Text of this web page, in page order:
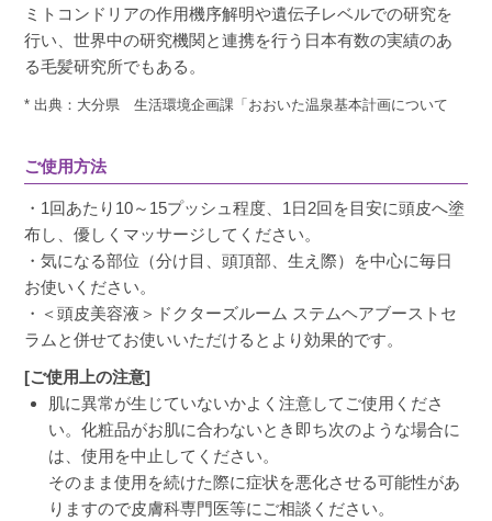
ミトコンドリアの作用機序解明や遺伝子レベルでの研究を
行い、世界中の研究機関と連携を行う日本有数の実績のあ
る毛髪研究所でもある。
* 出典：大分県 生活環境企画課「おおいた温泉基本計画について
ご使用方法
・1回あたり10～15プッシュ程度、1日2回を目安に頭皮へ塗
布し、優しくマッサージしてください。
・気になる部位（分け目、頭頂部、生え際）を中心に毎日
お使いください。
・＜頭皮美容液＞ドクターズルーム ステムヘアブーストセ
ラムと併せてお使いいただけるとより効果的です。
[ご使用上の注意]
肌に異常が生じていないかよく注意してご使用くださ
い。化粧品がお肌に合わないとき即ち次のような場合に
は、使用を中止してください。
そのまま使用を続けた際に症状を悪化させる可能性があ
りますので皮膚科専門医等にご相談ください。